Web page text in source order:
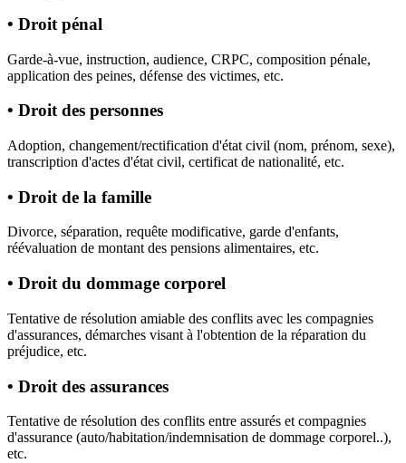
• Droit pénal
Garde-à-vue, instruction, audience, CRPC, composition pénale,
application des peines, défense des victimes, etc.
• Droit des personnes
Adoption, changement/rectification d'état civil (nom, prénom, sexe),
transcription d'actes d'état civil, certificat de nationalité, etc.
• Droit de la famille
Divorce, séparation, requête modificative, garde d'enfants,
réévaluation de montant des pensions alimentaires, etc.
• Droit du dommage corporel
Tentative de résolution amiable des conflits avec les compagnies
d'assurances, démarches visant à l'obtention de la réparation du
préjudice, etc.
• Droit des assurances
Tentative de résolution des conflits entre assurés et compagnies
d'assurance (auto/habitation/indemnisation de dommage corporel..),
etc.